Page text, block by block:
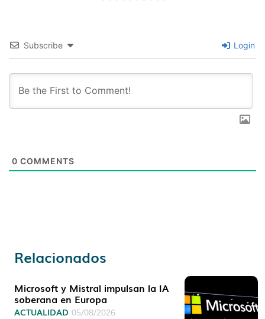
Subscribe Login
0 COMMENTS
Relacionados
Microsoft y Mistral impulsan la IA
soberana en Europa
ACTUALIDAD 05/08/2026